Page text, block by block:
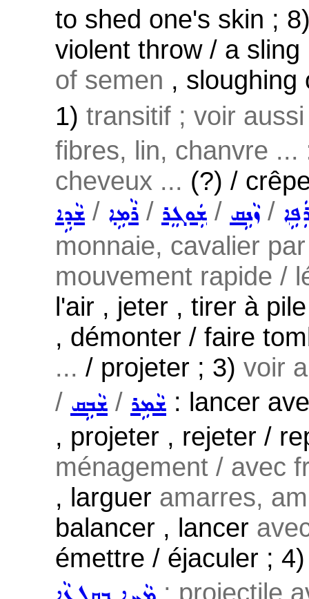
to shed one's skin ;
violent throw / a
of semen , sloughing
1) transitif ; voir
fibres, lin, chanvre ...
cheveux ... (?) /
ܫܵܕܹܐ / ܪܵܡܹܐ / ܫܲܘܓܸܪ / ܙܵܢܹܩ/
monnaie, cavalier
mouvement rapide /
l'air , jeter , tirer à
, démonter / faire
... / projeter ; 3) voir
/ ܫܵܒܹܩ / ܫܵܡܹܪ : lancer
, projeter , rejeter /
ménagement / avec
, larguer amarres,
balancer , lancer
émettre / éjaculer ;
; projectile